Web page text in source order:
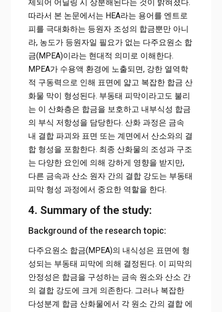
제되어 어닐링 시 상분해된다는 것이 밝혀졌다.
따라서 본 논문에서는 HEA라는 용어를 엔트로
피를 극대화하는 등원자 조성의 합금뿐만 아니
라, 농도가 등원자일 필요가 없는 다주요원소 합
금(MPEA)이라는 현대적 의미로 이해한다.
MPEA가 수용액 환경에 노출되면, 강한 열역학
적 구동력으로 인해 표면에 얇고 복잡한 합금 산
화물 막이 형성된다. 부동태 피막이라고도 불리
는 이 산화층은 합금을 보호하고 내부식성 합금
의 부식 저항성을 담당한다. 산화 과정은 금속
내 결합 파괴와 표면 또는 계면에서 산소와의 결
합 형성을 포함한다. 최종 산화물의 조성과 구조
는 다양한 요인에 의해 강하게 영향을 받지만,
다른 금속과 산소 원자 간의 결합 강도는 부동태
피막 형성 과정에서 중요한 역할을 한다.
4. Summary of the study:
Background of the research topic:
다주요원소 합금(MPEA)의 내식성은 표면에 형
성되는 부동태 피막에 의해 결정된다. 이 피막의
안정성은 합금을 구성하는 금속 원소와 산소 간
의 결합 강도에 크게 의존한다. 그러나 복잡한
다성분계 합금 산화물에서 각 원소 간의 결합 에